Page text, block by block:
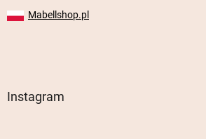
Mabellshop.pl
Instagram